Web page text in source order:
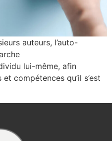
auteurs, l’auto-
lui-même, afin
compétences qu’il s’est